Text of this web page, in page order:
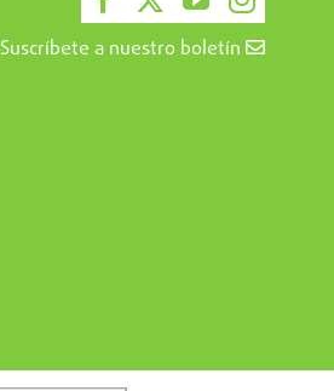
Suscríbete a nuestro boletín